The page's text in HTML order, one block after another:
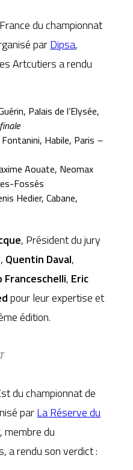
du championnat
parDipsa,
Artcutiers a rendu
Palais de l’Elysée,
Habile, Paris –
Aouate, Neomax
Fossés
Hedier, Cabane,
, Président du jury
, Quentin Daval,
Franceschelli, Eric
pour leur expertise et
édition.
du championnat de
parLa Réserve du
, membre du
a rendu son verdict :